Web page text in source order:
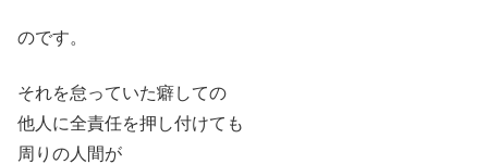
のです。
それを怠っていた癖しての
他人に全責任を押し付けても
周りの人間が